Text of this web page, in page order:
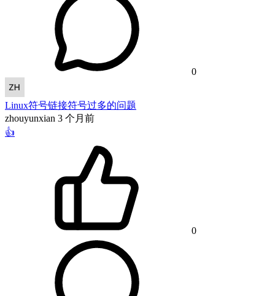
0
Linux符号链接符号过多的问题
zhouyunxian 3 个月前
👍
0